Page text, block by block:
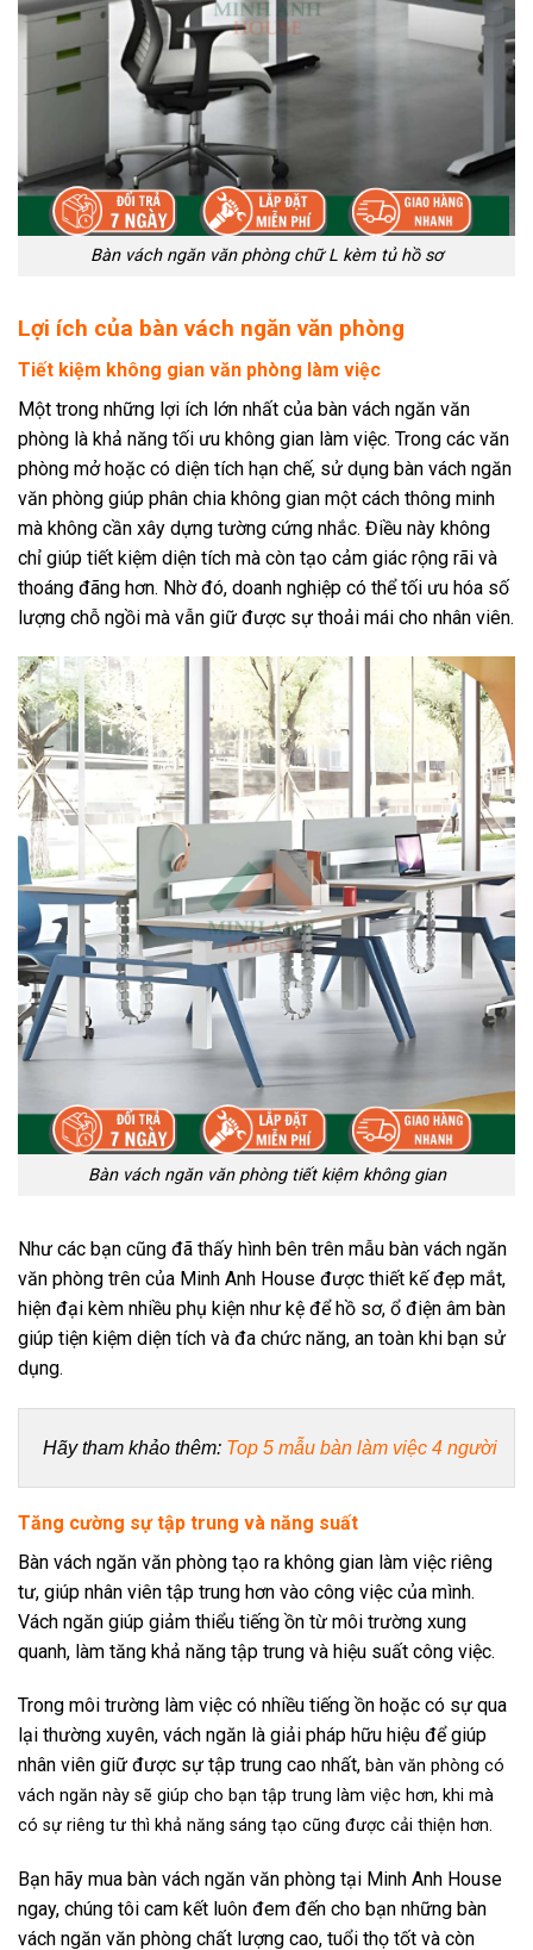
Bàn vách ngăn văn phòng chữ L kèm tủ hồ sơ
Lợi ích của bàn vách ngăn văn phòng
Tiết kiệm không gian văn phòng làm việc
Một trong những lợi ích lớn nhất của bàn vách ngăn văn
phòng là khả năng tối ưu không gian làm việc. Trong các văn
phòng mở hoặc có diện tích hạn chế, sử dụng bàn vách ngăn
văn phòng giúp phân chia không gian một cách thông minh
mà không cần xây dựng tường cứng nhắc. Điều này không
chỉ giúp tiết kiệm diện tích mà còn tạo cảm giác rộng rãi và
thoáng đãng hơn. Nhờ đó, doanh nghiệp có thể tối ưu hóa số
lượng chỗ ngồi mà vẫn giữ được sự thoải mái cho nhân viên.
Bàn vách ngăn văn phòng tiết kiệm không gian
Như các bạn cũng đã thấy hình bên trên mẫu bàn vách ngăn
văn phòng trên của Minh Anh House được thiết kế đẹp mắt,
hiện đại kèm nhiều phụ kiện như kệ để hồ sơ, ổ điện âm bàn
giúp tiện kiệm diện tích và đa chức năng, an toàn khi bạn sử
dụng.
Hãy tham khảo thêm: Top 5 mẫu bàn làm việc 4 người
Tăng cường sự tập trung và năng suất
Bàn vách ngăn văn phòng tạo ra không gian làm việc riêng
tư, giúp nhân viên tập trung hơn vào công việc của mình.
Vách ngăn giúp giảm thiểu tiếng ồn từ môi trường xung
quanh, làm tăng khả năng tập trung và hiệu suất công việc.
Trong môi trường làm việc có nhiều tiếng ồn hoặc có sự qua
lại thường xuyên, vách ngăn là giải pháp hữu hiệu để giúp
nhân viên giữ được sự tập trung cao nhất, bàn văn phòng có
vách ngăn này sẽ giúp cho bạn tập trung làm việc hơn, khi mà
có sự riêng tư thì khả năng sáng tạo cũng được cải thiện hơn.
Bạn hãy mua bàn vách ngăn văn phòng tại Minh Anh House
ngay, chúng tôi cam kết luôn đem đến cho bạn những bàn
vách ngăn văn phòng chất lượng cao, tuổi thọ tốt và còn